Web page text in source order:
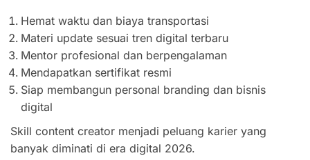
Hemat waktu dan biaya transportasi
Materi update sesuai tren digital terbaru
Mentor profesional dan berpengalaman
Mendapatkan sertifikat resmi
Siap membangun personal branding dan bisnis
digital
Skill content creator menjadi peluang karier yang
banyak diminati di era digital 2026.